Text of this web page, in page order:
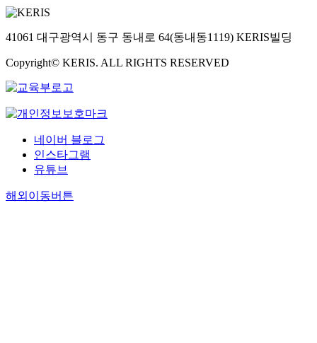
41061 대구광역시 동구 동내로 64(동내동1119) KERIS빌딩
Copyright© KERIS. ALL RIGHTS RESERVED
네이버 블로그
인스타그램
유튜브
해외이동버튼